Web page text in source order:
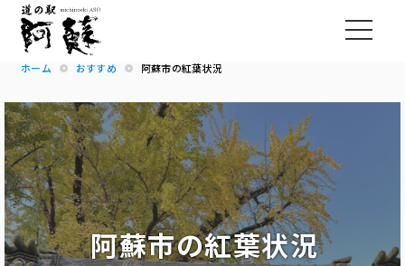
ホーム おすすめ 阿蘇市の紅葉状況
阿蘇市の紅葉状況